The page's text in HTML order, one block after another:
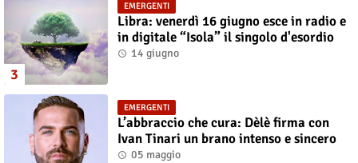
EMERGENTI
Libra: venerdì 16 giugno esce in radio e
in digitale “Isola” il singolo d'esordio
14 giugno
EMERGENTI
L’abbraccio che cura: Dèlè firma con
Ivan Tinari un brano intenso e sincero
05 maggio